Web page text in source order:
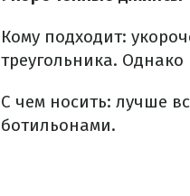
Кому подходит:
треугольника.
С чем носить: лучше
ботильонами.